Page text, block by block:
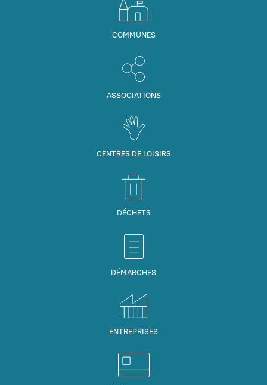
COMMUNES
ASSOCIATIONS
CENTRES DE LOISIRS
DÉCHETS
DÉMARCHES
ENTREPRISES